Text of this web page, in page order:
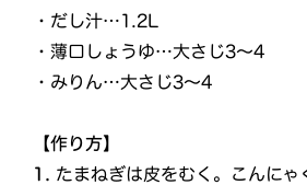
・だし汁…1.2L
・薄口しょうゆ…大さじ3～4
・みりん…大さじ3～4
【作り方】
1. たまねぎは皮をむく。こんにゃ